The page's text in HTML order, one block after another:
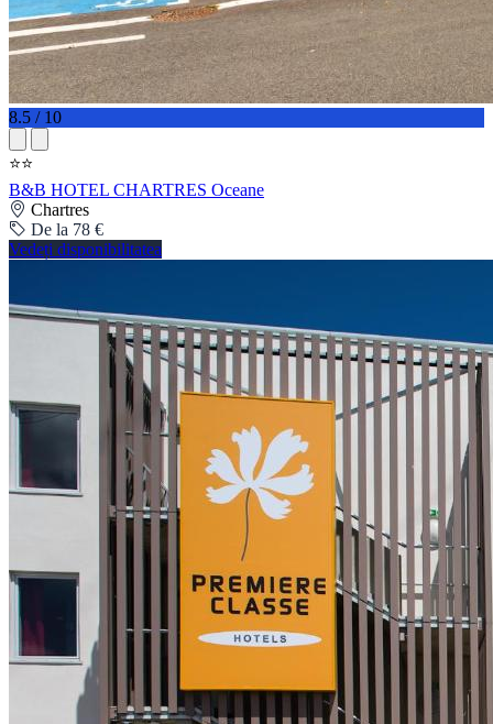
8.5 / 10
⭐⭐
B&B HOTEL CHARTRES Oceane
Chartres
De la 78 €
Vedeți disponibilitatea